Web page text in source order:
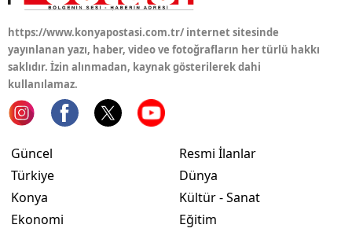
https://www.konyapostasi.com.tr/ internet sitesinde
yayınlanan yazı, haber, video ve fotoğrafların her türlü hakkı
saklıdır. İzin alınmadan, kaynak gösterilerek dahi
kullanılamaz.
Güncel
Türkiye
Konya
Ekonomi
Resmi İlanlar
Dünya
Kültür - Sanat
Eğitim